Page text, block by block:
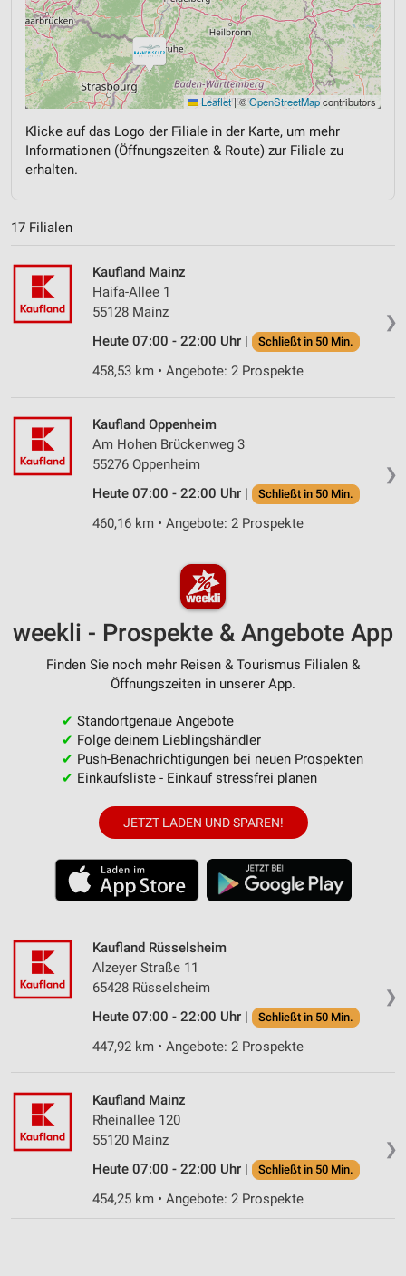
Leaflet|©OpenStreetMapcontributors
Klicke auf das Logo der Filiale in der Karte, um mehr
Informationen (Öffnungszeiten & Route) zur Filiale zu
erhalten.
17 Filialen
❯
Kaufland Mainz
Haifa-Allee 1
55128 Mainz
Heute 07:00 - 22:00 Uhr |
Schließt in 50 Min.
458,53 km • Angebote: 2 Prospekte
❯
Kaufland Oppenheim
Am Hohen Brückenweg 3
55276 Oppenheim
Heute 07:00 - 22:00 Uhr |
Schließt in 50 Min.
460,16 km • Angebote: 2 Prospekte
weekli - Prospekte & Angebote App
Finden Sie noch mehr Reisen & Tourismus Filialen &
Öffnungszeiten in unserer App.
✔ Standortgenaue Angebote
✔ Folge deinem Lieblingshändler
✔ Push-Benachrichtigungen bei neuen Prospekten
✔ Einkaufsliste - Einkauf stressfrei planen
JETZT LADEN UND SPAREN!
❯
Kaufland Rüsselsheim
Alzeyer Straße 11
65428 Rüsselsheim
Heute 07:00 - 22:00 Uhr |
Schließt in 50 Min.
447,92 km • Angebote: 2 Prospekte
❯
Kaufland Mainz
Rheinallee 120
55120 Mainz
Heute 07:00 - 22:00 Uhr |
Schließt in 50 Min.
454,25 km • Angebote: 2 Prospekte